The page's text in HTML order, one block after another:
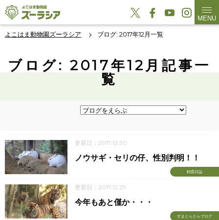
MENU
よこはま動物園ズーラシア ブログ: 2017年12月一覧
ブログ: 2017年12月記事一
覧
更新日：2017.12.30
飼育日誌
ノウサギ・セリの仔、性別判明！！
更新日：2017.12.29
すまとらとらブログ
今年もあと僅か・・・